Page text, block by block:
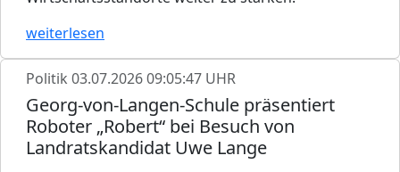
weiterlesen
Politik 03.07.2026 09:05:47 UHR
Georg-von-Langen-Schule präsentiert
Roboter „Robert“ bei Besuch von
Landratskandidat Uwe Lange